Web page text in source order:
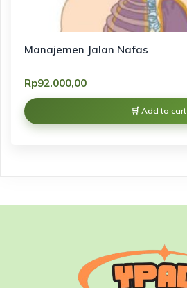
Manajemen Jalan Nafas
Rp92.000,00
Add to cart